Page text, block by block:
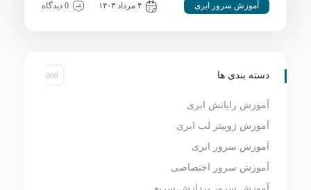
آموزش سرور ابری ۴ مرداد ۱۴۰۳ 0 دیدگاه
دسته بندی ها
آموزش رایانش ابری
آموزش ژوپیتر لب ابری
آموزش سرور ابری
آموزش سرور اختصاصی